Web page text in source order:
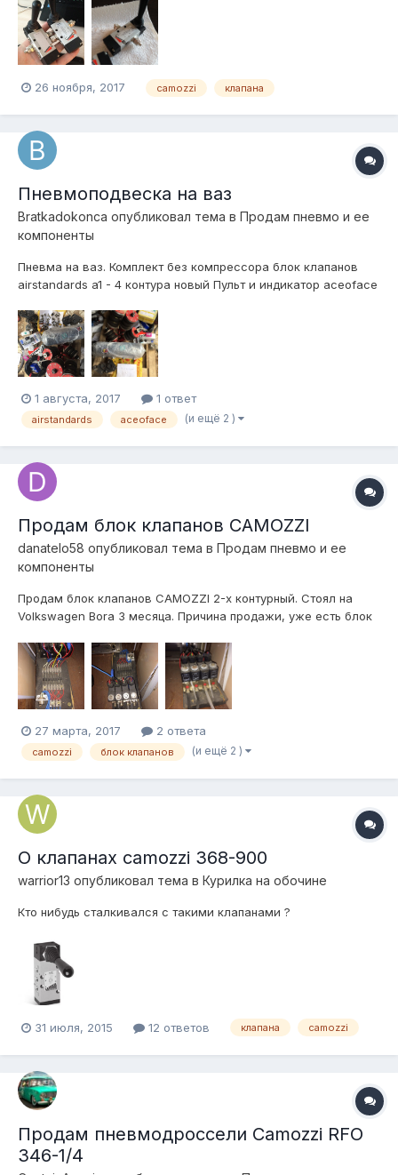
6\4 , скорость быстрая, подойдет для двухконтурной пневмы,
отдам пару за 4 000 руб. Телефон +79511131666, Пересыл
есть.
26 ноября, 2017 camozzi клапана
Пневмоподвеска на ваз
Bratkadokonca опубликовал тема в Продам пневмо и ее
компоненты
Пневма на ваз. Комплект без компрессора блок клапанов
airstandards a1 - 4 контура новый Пульт и индикатор aceoface
как электронный монометр) все новое Стойти от админа бу
Рес фитинги под трубку 8/6...
1 августа, 2017 1 ответ
airstandards aceoface (и ещё 2 )
Продам блок клапанов CAMOZZI
danatelo58 опубликовал тема в Продам пневмо и ее
компоненты
Продам блок клапанов CAMOZZI 2-х контурный. Стоял на
Volkswagen Bora 3 месяца. Причина продажи, уже есть блок
27 марта, 2017 2 ответа
camozzi блок клапанов (и ещё 2 )
О клапанах camozzi 368-900
warrior13 опубликовал тема в Курилка на обочине
Кто нибудь сталкивался с такими клапанами ?
31 июля, 2015 12 ответов клапана camozzi
Продам пневмодроссели Camozzi RFO
346-1/4